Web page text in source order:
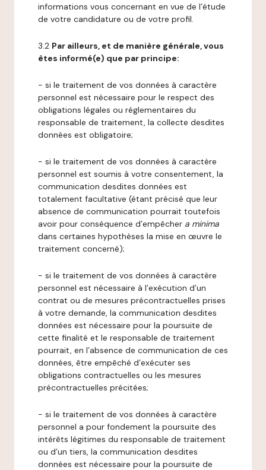
informations vous concernant en vue de l’étude
de votre candidature ou de votre profil.
3.2 Par ailleurs, et de manière générale, vous
êtes informé(e) que par principe:
- si le traitement de vos données à caractère
personnel est nécessaire pour le respect des
obligations légales ou réglementaires du
responsable de traitement, la collecte desdites
données est obligatoire;
- si le traitement de vos données à caractère
personnel est soumis à votre consentement, la
communication desdites données est
totalement facultative (étant précisé que leur
absence de communication pourrait toutefois
avoir pour conséquence d’empêcher a minima
dans certaines hypothèses la mise en œuvre le
traitement concerné);
- si le traitement de vos données à caractère
personnel est nécessaire à l’exécution d’un
contrat ou de mesures précontractuelles prises
à votre demande, la communication desdites
données est nécessaire pour la poursuite de
cette finalité et le responsable de traitement
pourrait, en l’absence de communication de ces
données, être empêché d’exécuter ses
obligations contractuelles ou les mesures
précontractuelles précitées;
- si le traitement de vos données à caractère
personnel a pour fondement la poursuite des
intérêts légitimes du responsable de traitement
ou d’un tiers, la communication desdites
données est nécessaire pour la poursuite de